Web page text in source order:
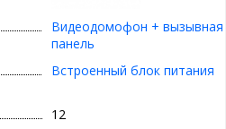
Видеодомофон + вызывная
панель
Встроенный блок питания
12